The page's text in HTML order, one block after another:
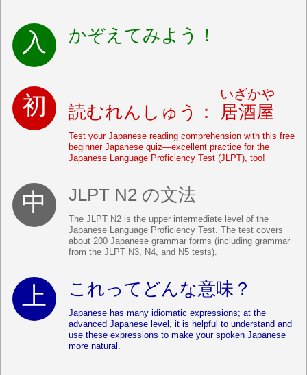
かぞえてみよう！
読むれんしゅう： 居酒屋
いざかや
Test your Japanese reading comprehension with this free
beginner Japanese quiz—excellent practice for the
Japanese Language Proficiency Test (JLPT), too!
JLPT N2 の文法
The JLPT N2 is the upper intermediate level of the
Japanese Language Proficiency Test. The test covers
about 200 Japanese grammar forms (including grammar
from the JLPT N3, N4, and N5 tests).
これってどんな意味？
Japanese has many idiomatic expressions; at the
advanced Japanese level, it is helpful to understand and
use these expressions to make your spoken Japanese
more natural.